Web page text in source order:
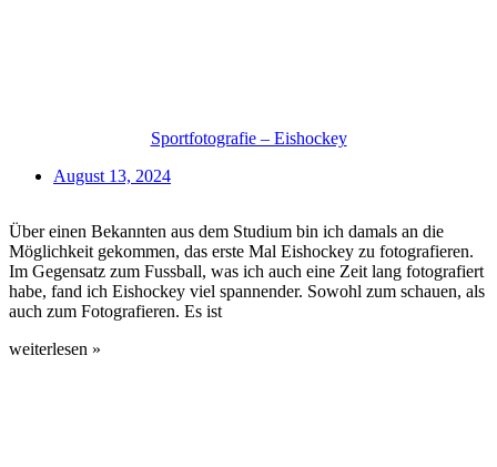
Sportfotografie – Eishockey
August 13, 2024
Über einen Bekannten aus dem Studium bin ich damals an die
Möglichkeit gekommen, das erste Mal Eishockey zu fotografieren.
Im Gegensatz zum Fussball, was ich auch eine Zeit lang fotografiert
habe, fand ich Eishockey viel spannender. Sowohl zum schauen, als
auch zum Fotografieren. Es ist
weiterlesen »